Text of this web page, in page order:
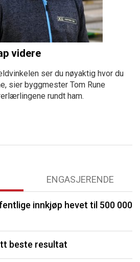
videre
ser du nøyaktig hvor du
sier byggmester Tom Rune
rundt ham.
ENGASJERENDE
innkjøp hevet til 500 000
beste resultat